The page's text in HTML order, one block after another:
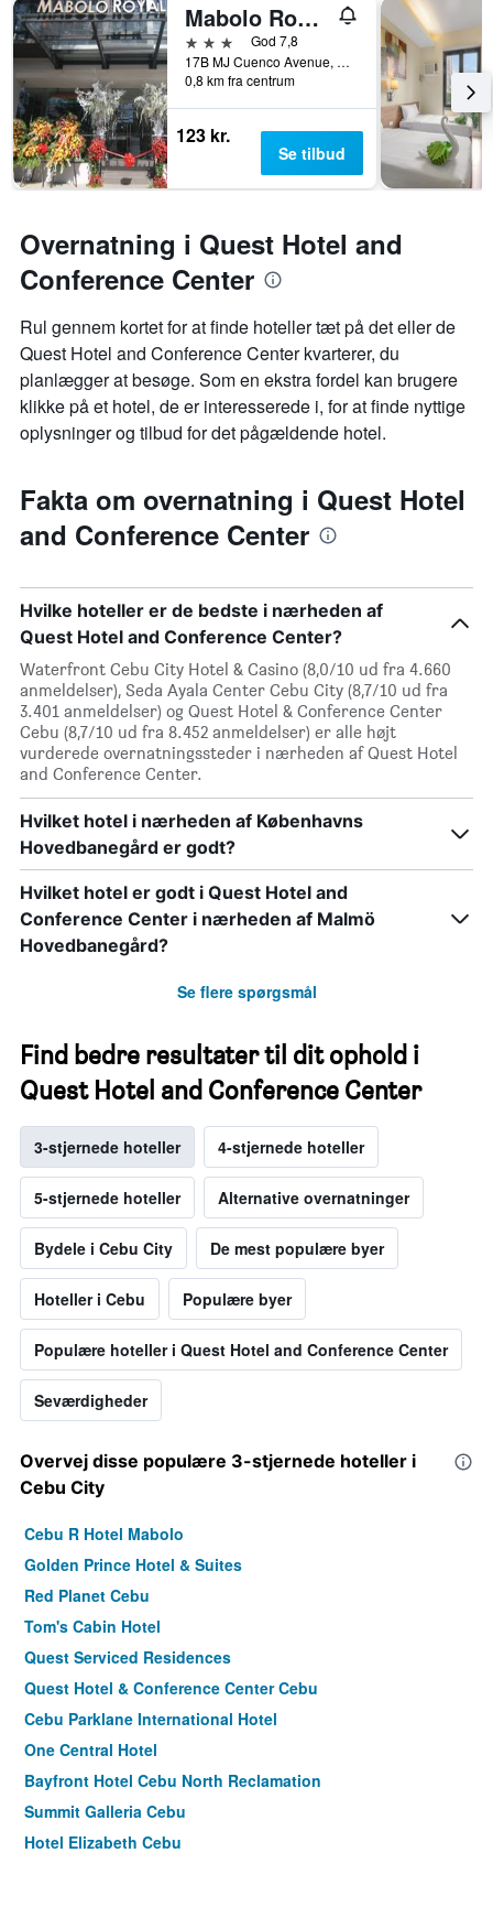
Mabolo Royal Hotel
3 stjernerGod 7,8
17B MJ Cuenco Avenue, Corner C. Mina Street, Cebu City, Filippinerne
0,8 km fra centrum
123 kr.
Se tilbud
Overnatning i Quest Hotel and
Conference Center
Rul gennem kortet for at finde hoteller tæt på det eller de
Quest Hotel and Conference Center kvarterer, du
planlægger at besøge. Som en ekstra fordel kan brugere
klikke på et hotel, de er interesserede i, for at finde nyttige
oplysninger og tilbud for det pågældende hotel.
Fakta om overnatning i Quest Hotel
and Conference Center
Hvilke hoteller er de bedste i nærheden af
Quest Hotel and Conference Center?
Waterfront Cebu City Hotel & Casino (8,0/10 ud fra 4.660
anmeldelser), Seda Ayala Center Cebu City (8,7/10 ud fra
3.401 anmeldelser) og Quest Hotel & Conference Center
Cebu (8,7/10 ud fra 8.452 anmeldelser) er alle højt
vurderede overnatningssteder i nærheden af Quest Hotel
and Conference Center.
Hvilket hotel i nærheden af Københavns
Hovedbanegård er godt?
Hvilket hotel er godt i Quest Hotel and
Conference Center i nærheden af Malmö
Hovedbanegård?
Se flere spørgsmål
Find bedre resultater til dit ophold i
Quest Hotel and Conference Center
3-stjernede hoteller 4-stjernede hoteller
5-stjernede hoteller Alternative overnatninger
Bydele i Cebu City De mest populære byer
Hoteller i Cebu Populære byer
Populære hoteller i Quest Hotel and Conference Center
Seværdigheder
Overvej disse populære 3-stjernede hoteller i
Cebu City
Cebu R Hotel Mabolo
Golden Prince Hotel & Suites
Red Planet Cebu
Tom's Cabin Hotel
Quest Serviced Residences
Quest Hotel & Conference Center Cebu
Cebu Parklane International Hotel
One Central Hotel
Bayfront Hotel Cebu North Reclamation
Summit Galleria Cebu
Hotel Elizabeth Cebu